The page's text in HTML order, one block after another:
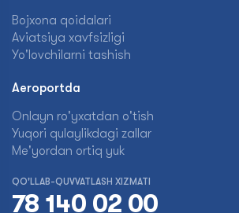
Bojxona qoidalari
Aviatsiya xavfsizligi
Yo'lovchilarni tashish
Aeroportda
Onlayn ro'yxatdan o'tish
Yuqori qulaylikdagi zallar
Me'yordan ortiq yuk
QO'LLAB-QUVVATLASH XIZMATI
78 140 02 00